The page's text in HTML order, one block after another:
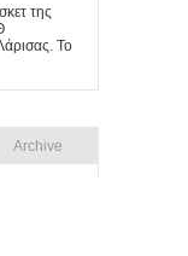
της
Το
Archive